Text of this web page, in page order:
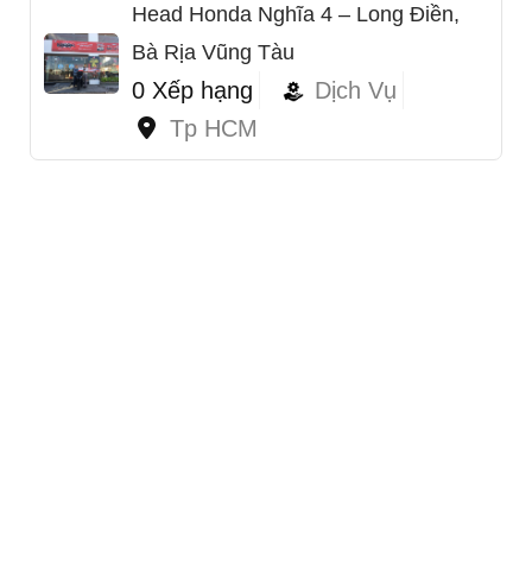
Head Honda Nghĩa 4 – Long Điền,
Bà Rịa Vũng Tàu
0 Xếp hạng
Dịch Vụ
Tp HCM